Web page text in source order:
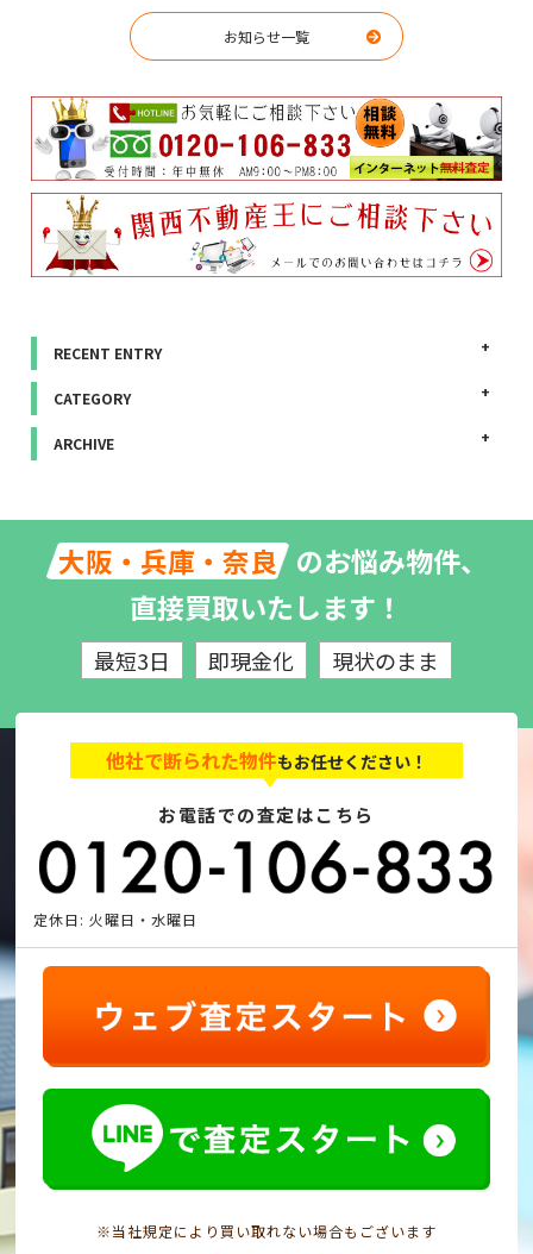
お知らせ一覧
RECENT ENTRY
CATEGORY
ARCHIVE
大阪・兵庫・奈良 のお悩み物件、
直接買取いたします！
最短3日 即現金化 現状のまま
他社で断られた物件もお任せください！
お電話での査定はこちら
定休日: 火曜日・水曜日
※当社規定により買い取れない場合もございます